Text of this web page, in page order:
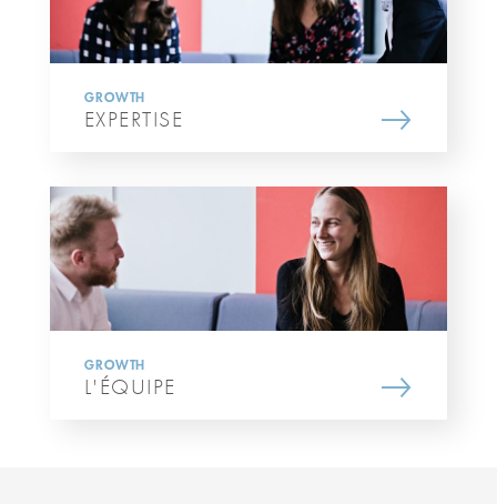
GROWTH
EXPERTISE
GROWTH
L'ÉQUIPE